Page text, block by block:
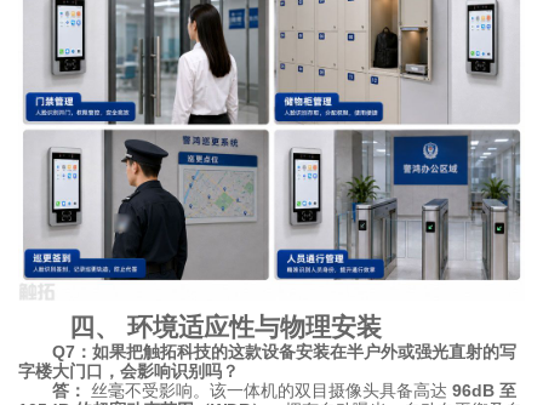
四、 环境适应性与物理安装
Q7：如果把触拓科技的这款设备安装在半户外或强光直射的写
字楼大门口，会影响识别吗？
答：
丝毫不受影响。该一体机的双目摄像头具备高达 96dB 至